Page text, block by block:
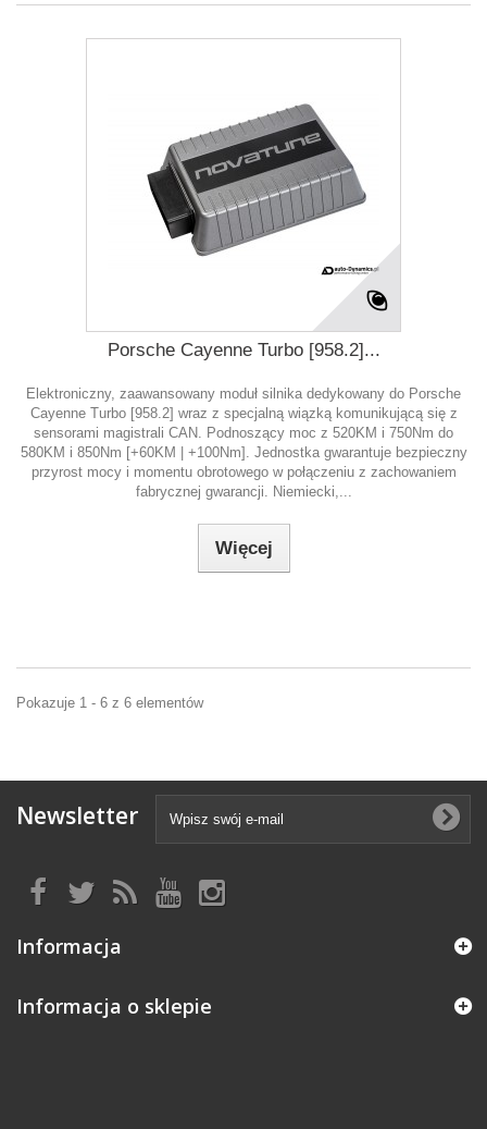
Porsche Cayenne Turbo [958.2]...
Elektroniczny, zaawansowany moduł silnika dedykowany do Porsche
Cayenne Turbo [958.2] wraz z specjalną wiązką komunikującą się z
sensorami magistrali CAN. Podnoszący moc z 520KM i 750Nm do
580KM i 850Nm [+60KM | +100Nm]. Jednostka gwarantuje bezpieczny
przyrost mocy i momentu obrotowego w połączeniu z zachowaniem
fabrycznej gwarancji. Niemiecki,...
Więcej
Pokazuje 1 - 6 z 6 elementów
Newsletter
Informacja
Informacja o sklepie